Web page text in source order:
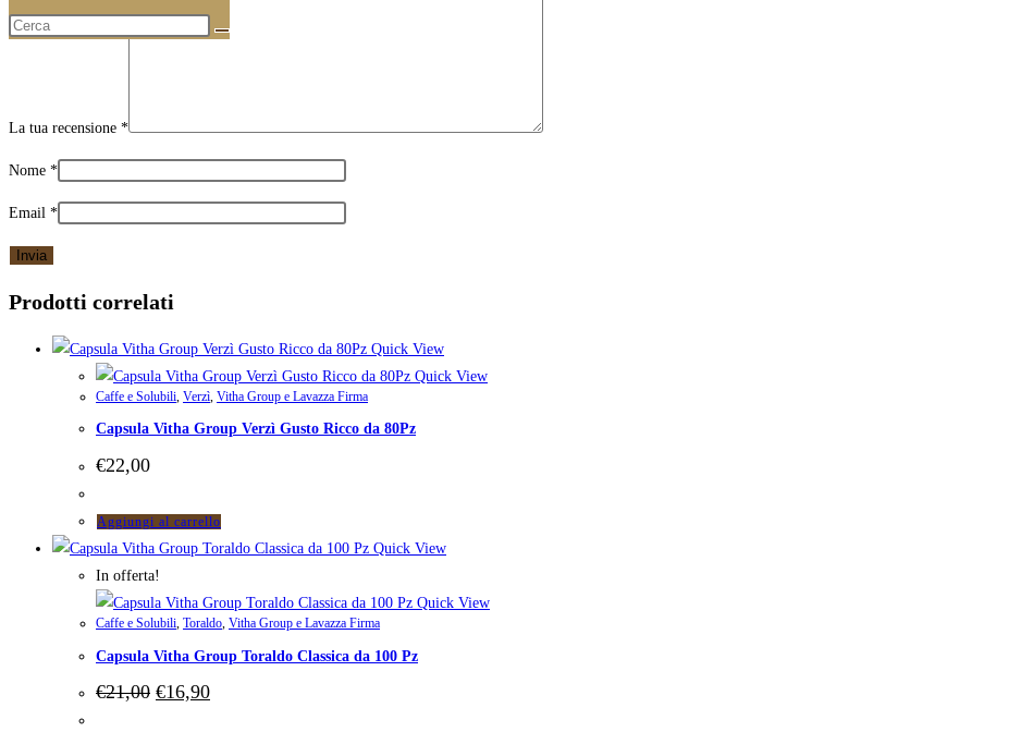
La tua recensione *
Nome *
Email *
Prodotti correlati
Quick View
Quick View
Caffe e Solubili Verzì Vitha Group e Lavazza Firma
Capsula Vitha Group Verzì Gusto Ricco da 80Pz
€22,00
Aggiungi al carrello
Quick View
In offerta!
Quick View
Caffe e Solubili, Toraldo, Vitha Group e Lavazza Firma
Capsula Vitha Group Toraldo Classica da 100 Pz
€21,00 Il
prezzo
€16,90Il